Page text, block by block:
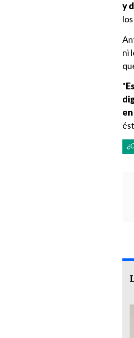
y
ni
"